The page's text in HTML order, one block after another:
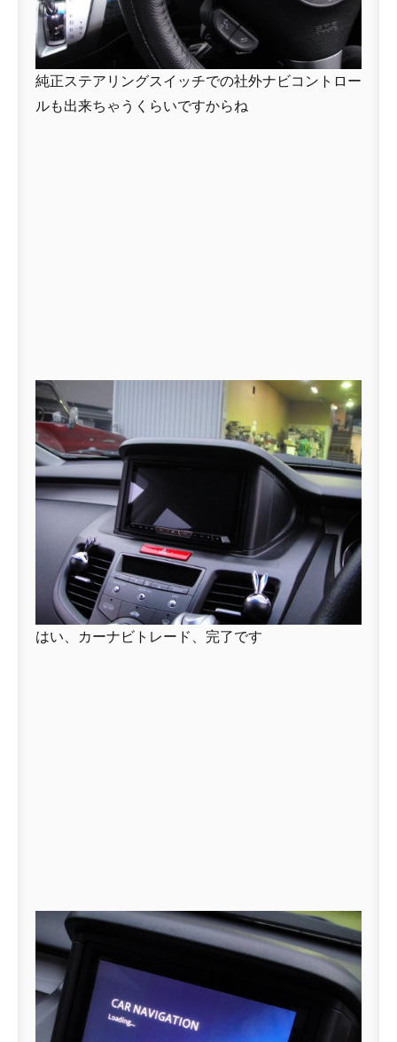
純正ステアリングスイッチでの社外ナビコントロー
ルも出来ちゃうくらいですからね
はい、カーナビトレード、完了です